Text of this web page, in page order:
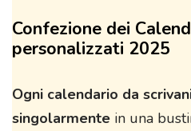
Confezione dei
personalizzati 2025
Ogni calendario da
singolarmente in una